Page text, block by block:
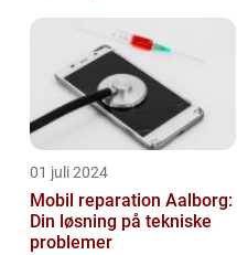
01 juli 2024
Mobil reparation Aalborg:
Din løsning på tekniske
problemer